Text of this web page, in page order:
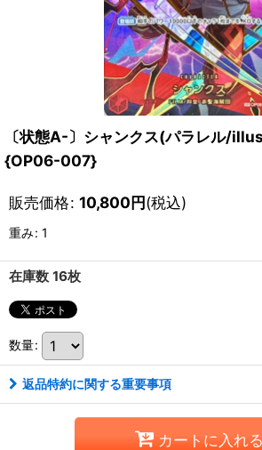
〔状態A-〕シャンクス(パラレル/
{OP06-007}
販売価格: 10,800円(税込)
重み: 1
在庫数 16枚
数量:
返品特約に関する重要事項
カートに入れ